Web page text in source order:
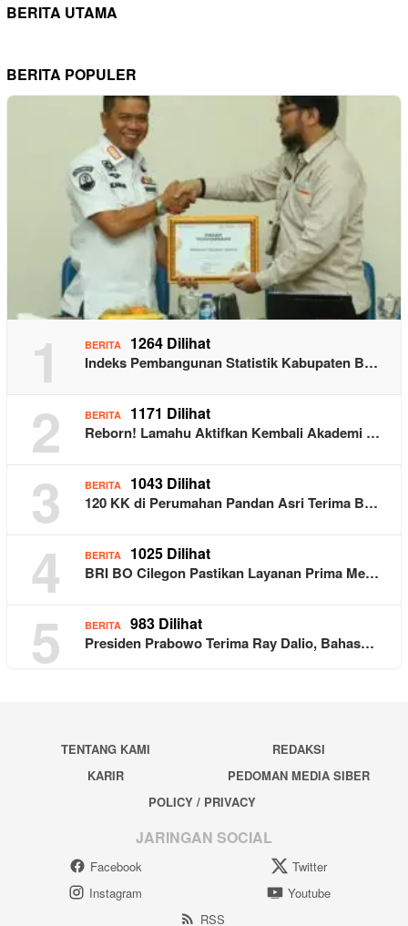
BERITA UTAMA
BERITA POPULER
1 BERITA 1264 Dilihat
Indeks Pembangunan Statistik Kabupaten B…
2 BERITA 1171 Dilihat
Reborn! Lamahu Aktifkan Kembali Akademi …
3 BERITA 1043 Dilihat
120 KK di Perumahan Pandan Asri Terima B…
4 BERITA 1025 Dilihat
BRI BO Cilegon Pastikan Layanan Prima Me…
5 BERITA 983 Dilihat
Presiden Prabowo Terima Ray Dalio, Bahas…
TENTANG KAMI
REDAKSI
KARIR
PEDOMAN MEDIA SIBER
POLICY / PRIVACY
JARINGAN SOCIAL
Facebook
Twitter
Instagram
Youtube
RSS